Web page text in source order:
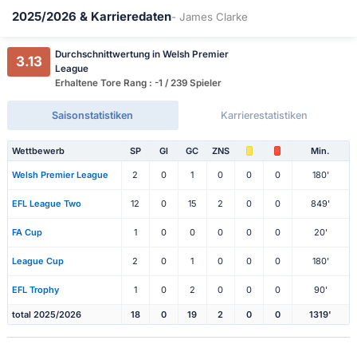
2025/2026 & Karrieredaten- James Clarke
3.13
Durchschnittwertung in Welsh Premier
League
Erhaltene Tore Rang : -1 / 239 Spieler
Saisonstatistiken Karrierestatistiken
Wettbewerb SP Gl GC ZNS Min.
Welsh Premier League 2 0 1 0 0 0 180'
EFL League Two 12 0 15 2 0 0 849'
FA Cup 1 0 0 0 0 0 20'
League Cup 2 0 1 0 0 0 180'
EFL Trophy 1 0 2 0 0 0 90'
total 2025/2026 18 0 19 2 0 0 1319'